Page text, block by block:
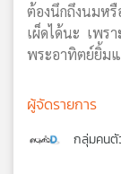
แผนที่
วิทยุ
ต้องนึกถึงนมห
เผ็ดได้นะ เพร
พระอาทิตย์ยิ้ม
ผู้จัดรายการ
กลุ่มคนตั